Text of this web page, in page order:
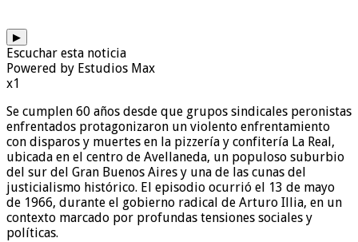
▶
Escuchar esta noticia
Powered by Estudios Max
x1
Se cumplen 60 años desde que grupos sindicales peronistas
enfrentados protagonizaron un violento enfrentamiento
con disparos y muertes en la pizzería y confitería La Real,
ubicada en el centro de Avellaneda, un populoso suburbio
del sur del Gran Buenos Aires y una de las cunas del
justicialismo histórico. El episodio ocurrió el 13 de mayo
de 1966, durante el gobierno radical de Arturo Illia, en un
contexto marcado por profundas tensiones sociales y
políticas.